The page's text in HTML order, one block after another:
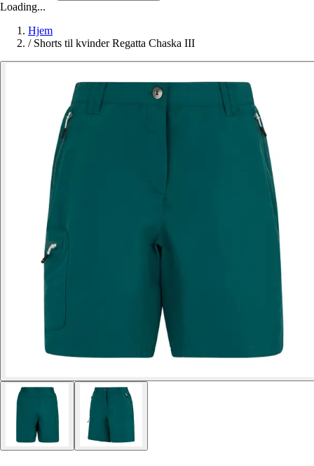
Loading...
Hjem
/ Shorts til kvinder Regatta Chaska III